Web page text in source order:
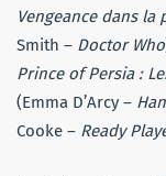
Vengeance dans la
Smith – Doctor Who
Prince of Persia :
(Emma D’Arcy –
Cooke – Ready